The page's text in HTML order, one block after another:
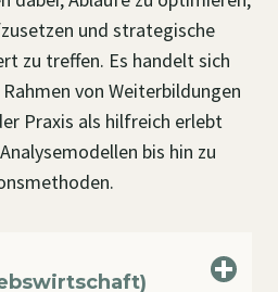
und strategische
zu treffen. Es handelt sich
von Weiterbildungen
Praxis als hilfreich erlebt
bis hin zu